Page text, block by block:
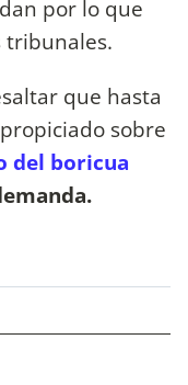
por lo que
tribunales.
que hasta
sobre
del boricua